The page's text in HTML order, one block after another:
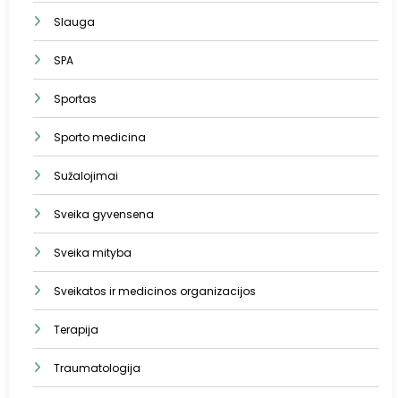
Slauga
SPA
Sportas
Sporto medicina
Sužalojimai
Sveika gyvensena
Sveika mityba
Sveikatos ir medicinos organizacijos
Terapija
Traumatologija